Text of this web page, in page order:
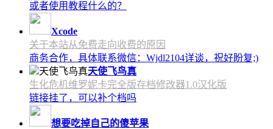
或者使用教程什么的？
Xcode
关于本站从免费走向收费的原因
商务合作，具体联系微信：Wjdl2104详谈，祝好盼复;)
天使飞鸟真
生化危机维罗妮卡完全版存档修改器1.0汉化版
链接挂了，可以补个档吗
想要吃掉自己的傻苹果